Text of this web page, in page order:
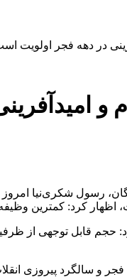
در دهه فجر اولویت
و
رسول شکری‌نیا
کرد: کمترین وظیفه
حجم قابل توجهی از
و سالگرد پیروزی